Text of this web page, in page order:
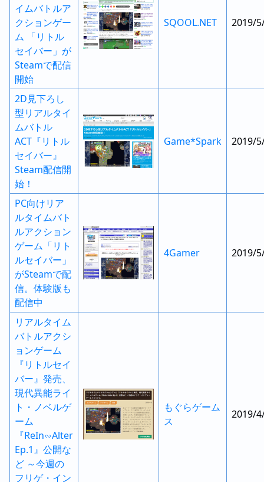
イムバトルア
クションゲー
ム 「リトル
セイバー」が
Steamで配信
開始
SQOOL.NET 2019/
2D見下ろし
型リアルタイ
ムバトル
ACT『リトル
セイバー』
Steam配信開
始！
Game*Spark 2019/
PC向けリア
ルタイムバト
ルアクション
ゲーム「リト
ルセイバー」
がSteamで配
信。体験版も
配信中
4Gamer 2019/
リアルタイム
バトルアクシ
ョンゲーム
『リトルセイ
バー』発売、
現代異能ライ
ト・ノベルゲ
ーム
『ReIn∽Alter
Ep.1』公開な
ど ～今週の
フリゲ・イン
もぐらゲーム
ス
2019/